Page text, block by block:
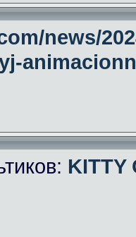
news/
KITTY